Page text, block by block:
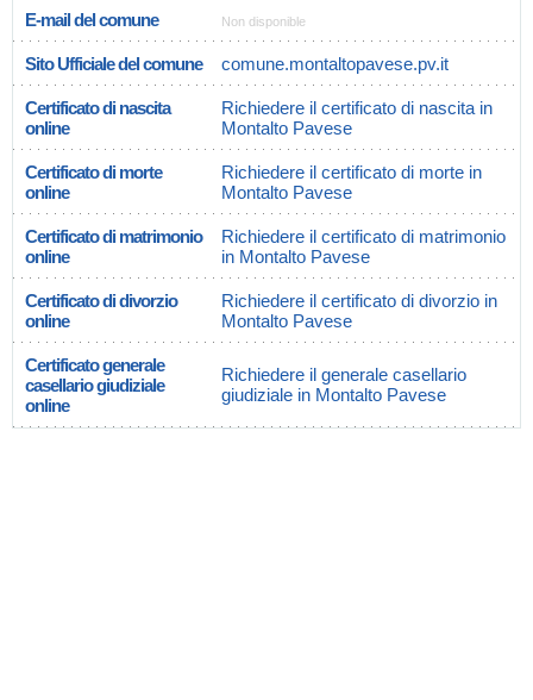
E-mail del comune Non disponible
Sito Ufficiale del comune comune.montaltopavese.pv.it
Certificato di nascita
online
Richiedere il certificato di nascita in
Montalto Pavese
Certificato di morte
online
Richiedere il certificato di morte in
Montalto Pavese
Certificato di matrimonio
online
Richiedere il certificato di matrimonio
in Montalto Pavese
Certificato di divorzio
online
Richiedere il certificato di divorzio in
Montalto Pavese
Certificato generale
casellario giudiziale
online
Richiedere il generale casellario
giudiziale in Montalto Pavese